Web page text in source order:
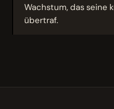
Wachstum, das seine
übertraf.